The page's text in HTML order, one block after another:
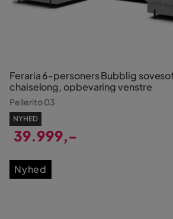
Feraria 6-personers Bubblig
chaiselong, opbevaring venstre
Pellerito 03
NYHED
39.999,-
Nyhed